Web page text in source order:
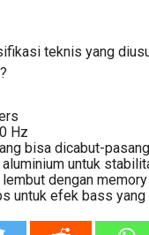
teknis yang
Hz
bisa dicabut-pasang
untuk
lembut dengan
untuk efek bass